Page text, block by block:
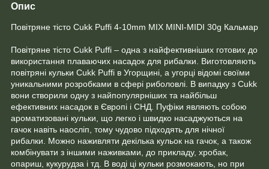
Опис
Повітряне тісто Cukk Puffi 4-10mm MIX MINI-MIDI 30g Кальмар
Повітряне тісто Cukk Puffi – одна з найфективніших готових до
використання плаваючих насадок для рибалки. Виготовляють
повітряні кульки Cukk Puffi в Угорщині, а угорці відомі своїми
уникальними розробками в сфері риболовлі. В випадку з Cukk
вони створили одну з найпопулярніших та найбільш
ефективних насадок в Європі і СНД. Пуфіки являють собою
ароматизовані кульки, що легко і швидко насаджуються на
гачок навіть наосліп, тому чудово підходять для нічної
рибалки. Можно наживляти декілька кульок на гачок, а також
комбінувати з іншими наживками, до прикладу, хробак,
опариш, кукурудза і тд. В воді ці кульки розмокають, но при